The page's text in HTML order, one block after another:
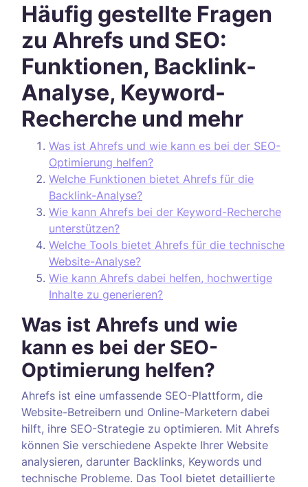
Häufig gestellte Fragen
zu Ahrefs und SEO:
Funktionen, Backlink-
Analyse, Keyword-
Recherche und mehr
Was ist Ahrefs und wie kann es bei der SEO-
Optimierung helfen?
Welche Funktionen bietet Ahrefs für die
Backlink-Analyse?
Wie kann Ahrefs bei der Keyword-Recherche
unterstützen?
Welche Tools bietet Ahrefs für die technische
Website-Analyse?
Wie kann Ahrefs dabei helfen, hochwertige
Inhalte zu generieren?
Was ist Ahrefs und wie
kann es bei der SEO-
Optimierung helfen?
Ahrefs ist eine umfassende SEO-Plattform, die
Website-Betreibern und Online-Marketern dabei
hilft, ihre SEO-Strategie zu optimieren. Mit Ahrefs
können Sie verschiedene Aspekte Ihrer Website
analysieren, darunter Backlinks, Keywords und
technische Probleme. Das Tool bietet detaillierte